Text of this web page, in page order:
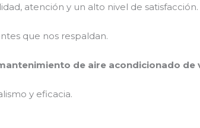
atención y un alto nivel de satisfacción.
que nos respaldan.
de aire acondicionado de
y eficacia.